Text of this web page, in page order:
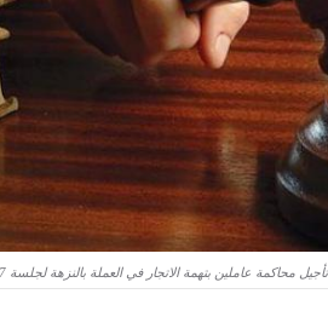
تأجيل محاكمة عاملين بتهمة الاتجار في العملة بالنزهة لجلسة 17 يوليو - المدينة برس